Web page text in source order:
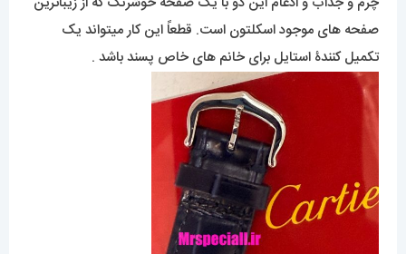
صفحه های موجود اسکلتون است. قطعاً این کار میتواند یک
تکمیل کنندۀ استایل برای خانم های خاص پسند باشد .